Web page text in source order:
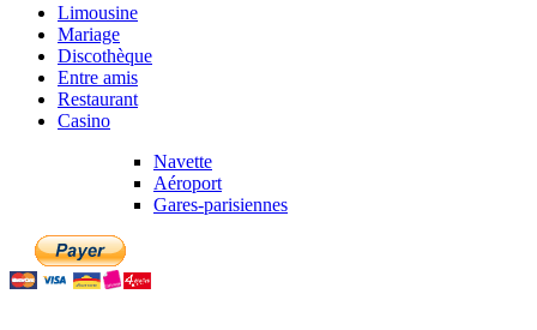
Limousine
Mariage
Discothèque
Entre amis
Restaurant
Casino
Navette
Aéroport
Gares-parisiennes